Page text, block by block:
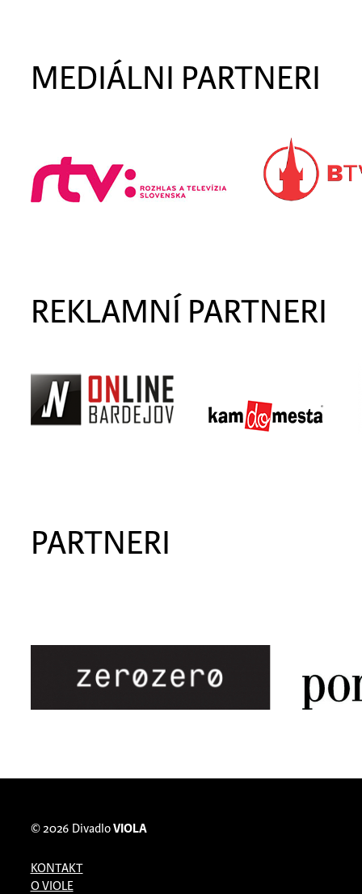
MEDIÁLNI PARTNERI
REKLAMNÍ PARTNERI
PARTNERI
© 2026 DivadloVIOLA
KONTAKT
O VIOLE